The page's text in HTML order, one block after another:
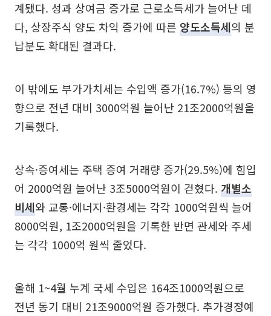
계됐다. 성과 상여금 증가로 근로소득세가 늘어난 데
다, 상장주식 양도 차익 증가에 따른 양도소득세의 분
납분도 확대된 결과다.
이 밖에도 부가가치세는 수입액 증가(16.7%) 등의 영
향으로 전년 대비 3000억원 늘어난 21조2000억원을
기록했다.
상속·증여세는 주택 증여 거래량 증가(29.5%)에 힘입
어 2000억원 늘어난 3조5000억원이 걷혔다. 개별소
비세와 교통·에너지·환경세는 각각 1000억원씩 늘어
8000억원, 1조2000억원을 기록한 반면 관세와 주세
는 각각 1000억 원씩 줄었다.
올해 1~4월 누계 국세 수입은 164조1000억원으로
전년 동기 대비 21조9000억원 증가했다. 추가경정예